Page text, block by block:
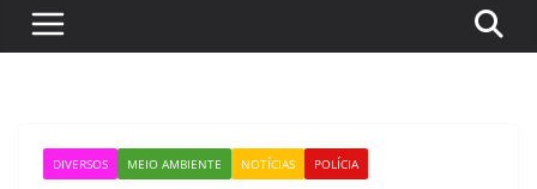
DIVERSOS MEIO AMBIENTE NOTÍCIAS POLÍCIA